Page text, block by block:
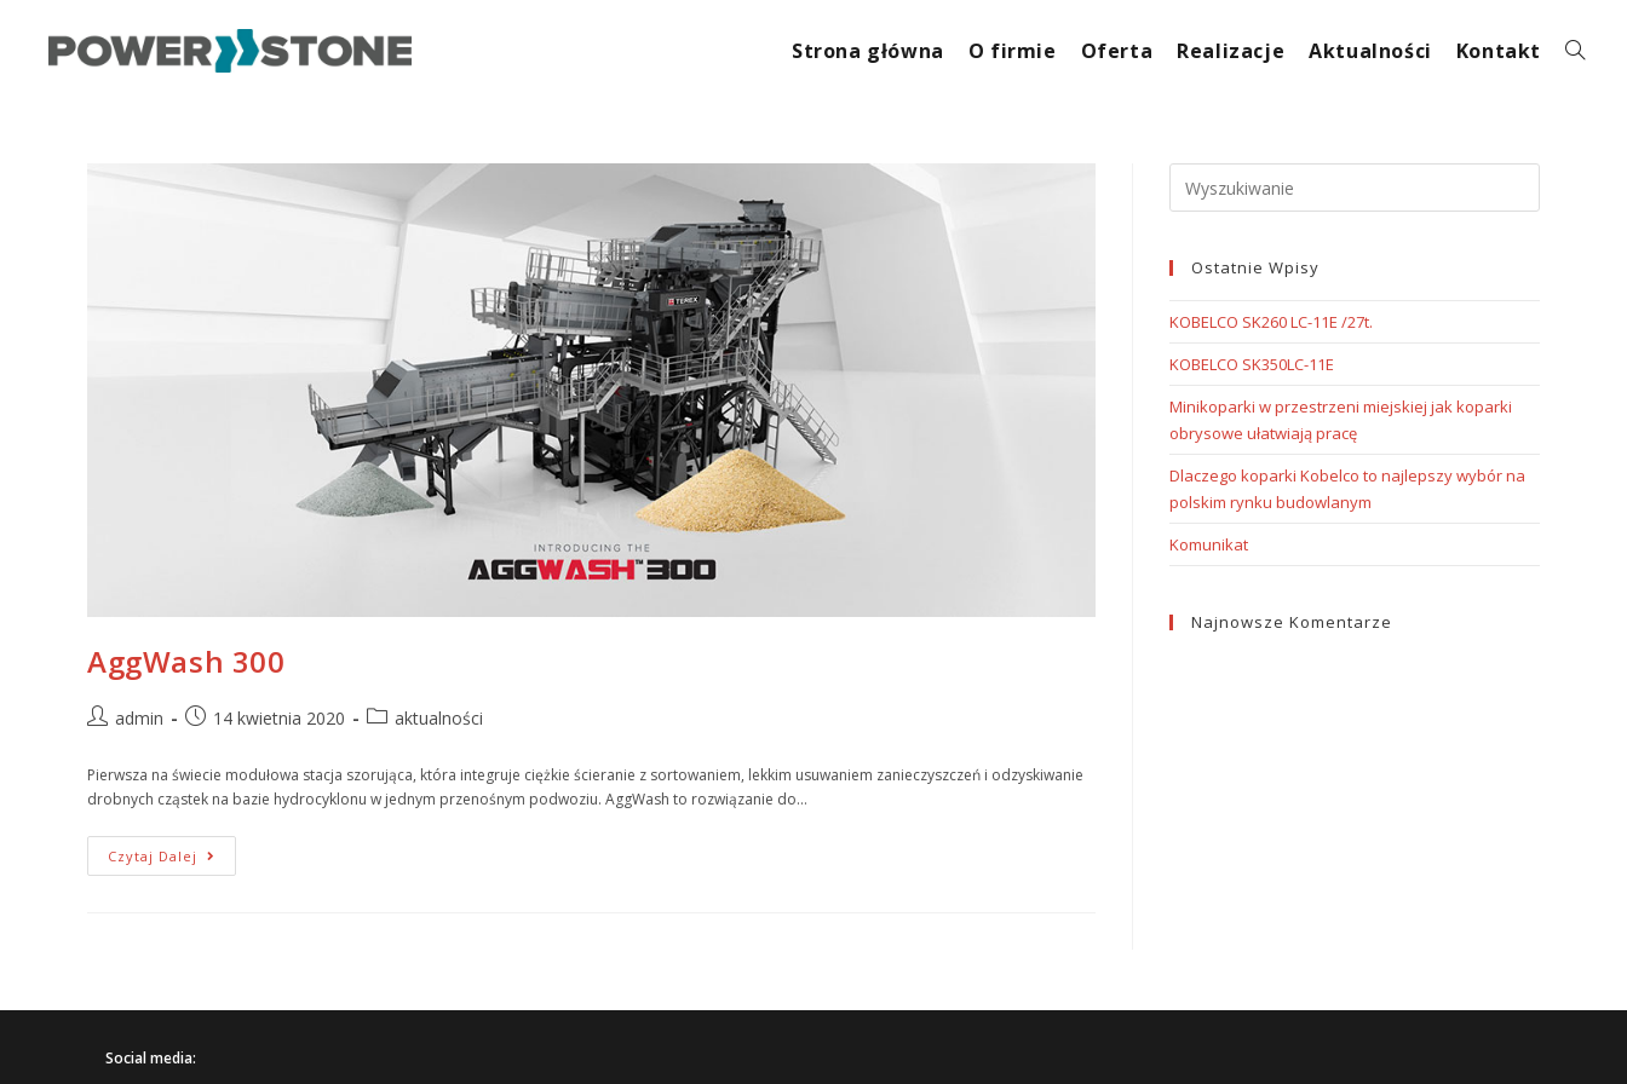
Strona główna O firmie Oferta Realizacje Aktualności Kontakt
AggWash 300
admin 14 kwietnia 2020 aktualności
Pierwsza na świecie modułowa stacja szorująca, która integruje ciężkie ścieranie z sortowaniem, lekkim usuwaniem zanieczyszczeń i odzyskiwanie
drobnych cząstek na bazie hydrocyklonu w jednym przenośnym podwoziu. AggWash to rozwiązanie do…
Czytaj Dalej
Ostatnie Wpisy
KOBELCO SK260 LC-11E /27t.
KOBELCO SK350LC-11E
Minikoparki w przestrzeni miejskiej jak koparki
obrysowe ułatwiają pracę
Dlaczego koparki Kobelco to najlepszy wybór na
polskim rynku budowlanym
Komunikat
Najnowsze Komentarze
Social media: